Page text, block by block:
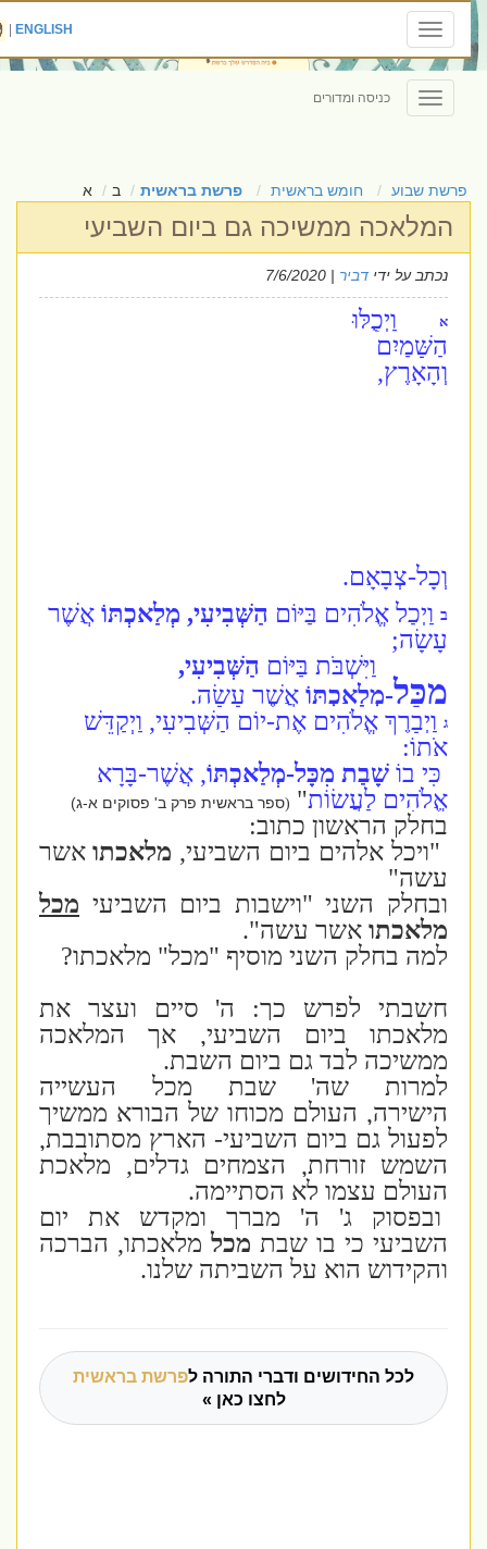
Toggle
navigation
ENGLISH
|
Toggle
navigation
כניסה ומדורים
פרשת שבוע חומש בראשית פרשת בראשית ב א
המלאכה ממשיכה גם ביום השביעי
נכתב על ידידביר| 7/6/2020
וַיְכֻלּוּ
הַשָּׁמַיִם
וְהָאָרֶץ,
וְכָל-צְבָאָם.
וַיְכַל אֱלֹהִים בַּיּוֹםהַשְּׁבִיעִי, מְלַאכְתּוֹאֲשֶׁר
עָשָׂה;
וַיִּשְׁבֹּת בַּיּוֹםהַשְּׁבִיעִי,
מִכָּל-מְלַאכְתּוֹאֲשֶׁר עָשָׂה.
וַיְבָרֶךְ אֱלֹהִים אֶת-יוֹם הַשְּׁבִיעִי, וַיְקַדֵּשׁ
אֹתוֹ:
כִּי בוֹשָׁבַת מִכָּל-מְלַאכְתּוֹ, אֲשֶׁר-בָּרָא
אֱלֹהִים לַעֲשׂוֹת" ספר בראשית פרק ב' פסוקים א-ג)
בחלק הראשון כתוב:
"ויכל אלהים ביום השביעי,מלאכתואשר
עשה"
ובחלק השני "וישבות ביום השביעימכל
מלאכתואשר עשה".
למה בחלק השני מוסיף "מכל" מלאכתו?
חשבתי לפרש כך: ה' סיים ועצר את
מלאכתו ביום השביעי, אך המלאכה
ממשיכה לבד גם ביום השבת.
למרות שה' שבת מכל העשייה
הישירה,העולם מכוחו של הבורא ממשיך
לפעול גם ביום השביעי- הארץ מסתובבת,
השמש זורחת, הצמחים גדלים, מלאכת
העולם עצמו לא הסתיימה.
ובפסוק ג' ה' מברך ומקדש את יום
השביעי כי בו שבתמכלמלאכתו, הברכה
והקידוש הוא על השביתה שלנו.
לכל החידושים ודברי התורה לפרשת בראשית
לחצו כאן »